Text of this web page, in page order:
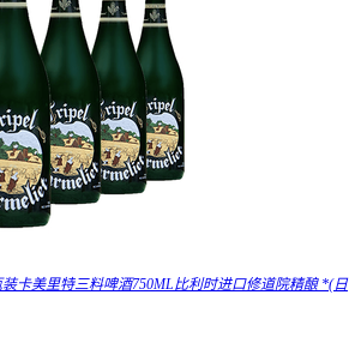
装卡美里特三料啤酒750ML比利时进口修道院精酿 *(日